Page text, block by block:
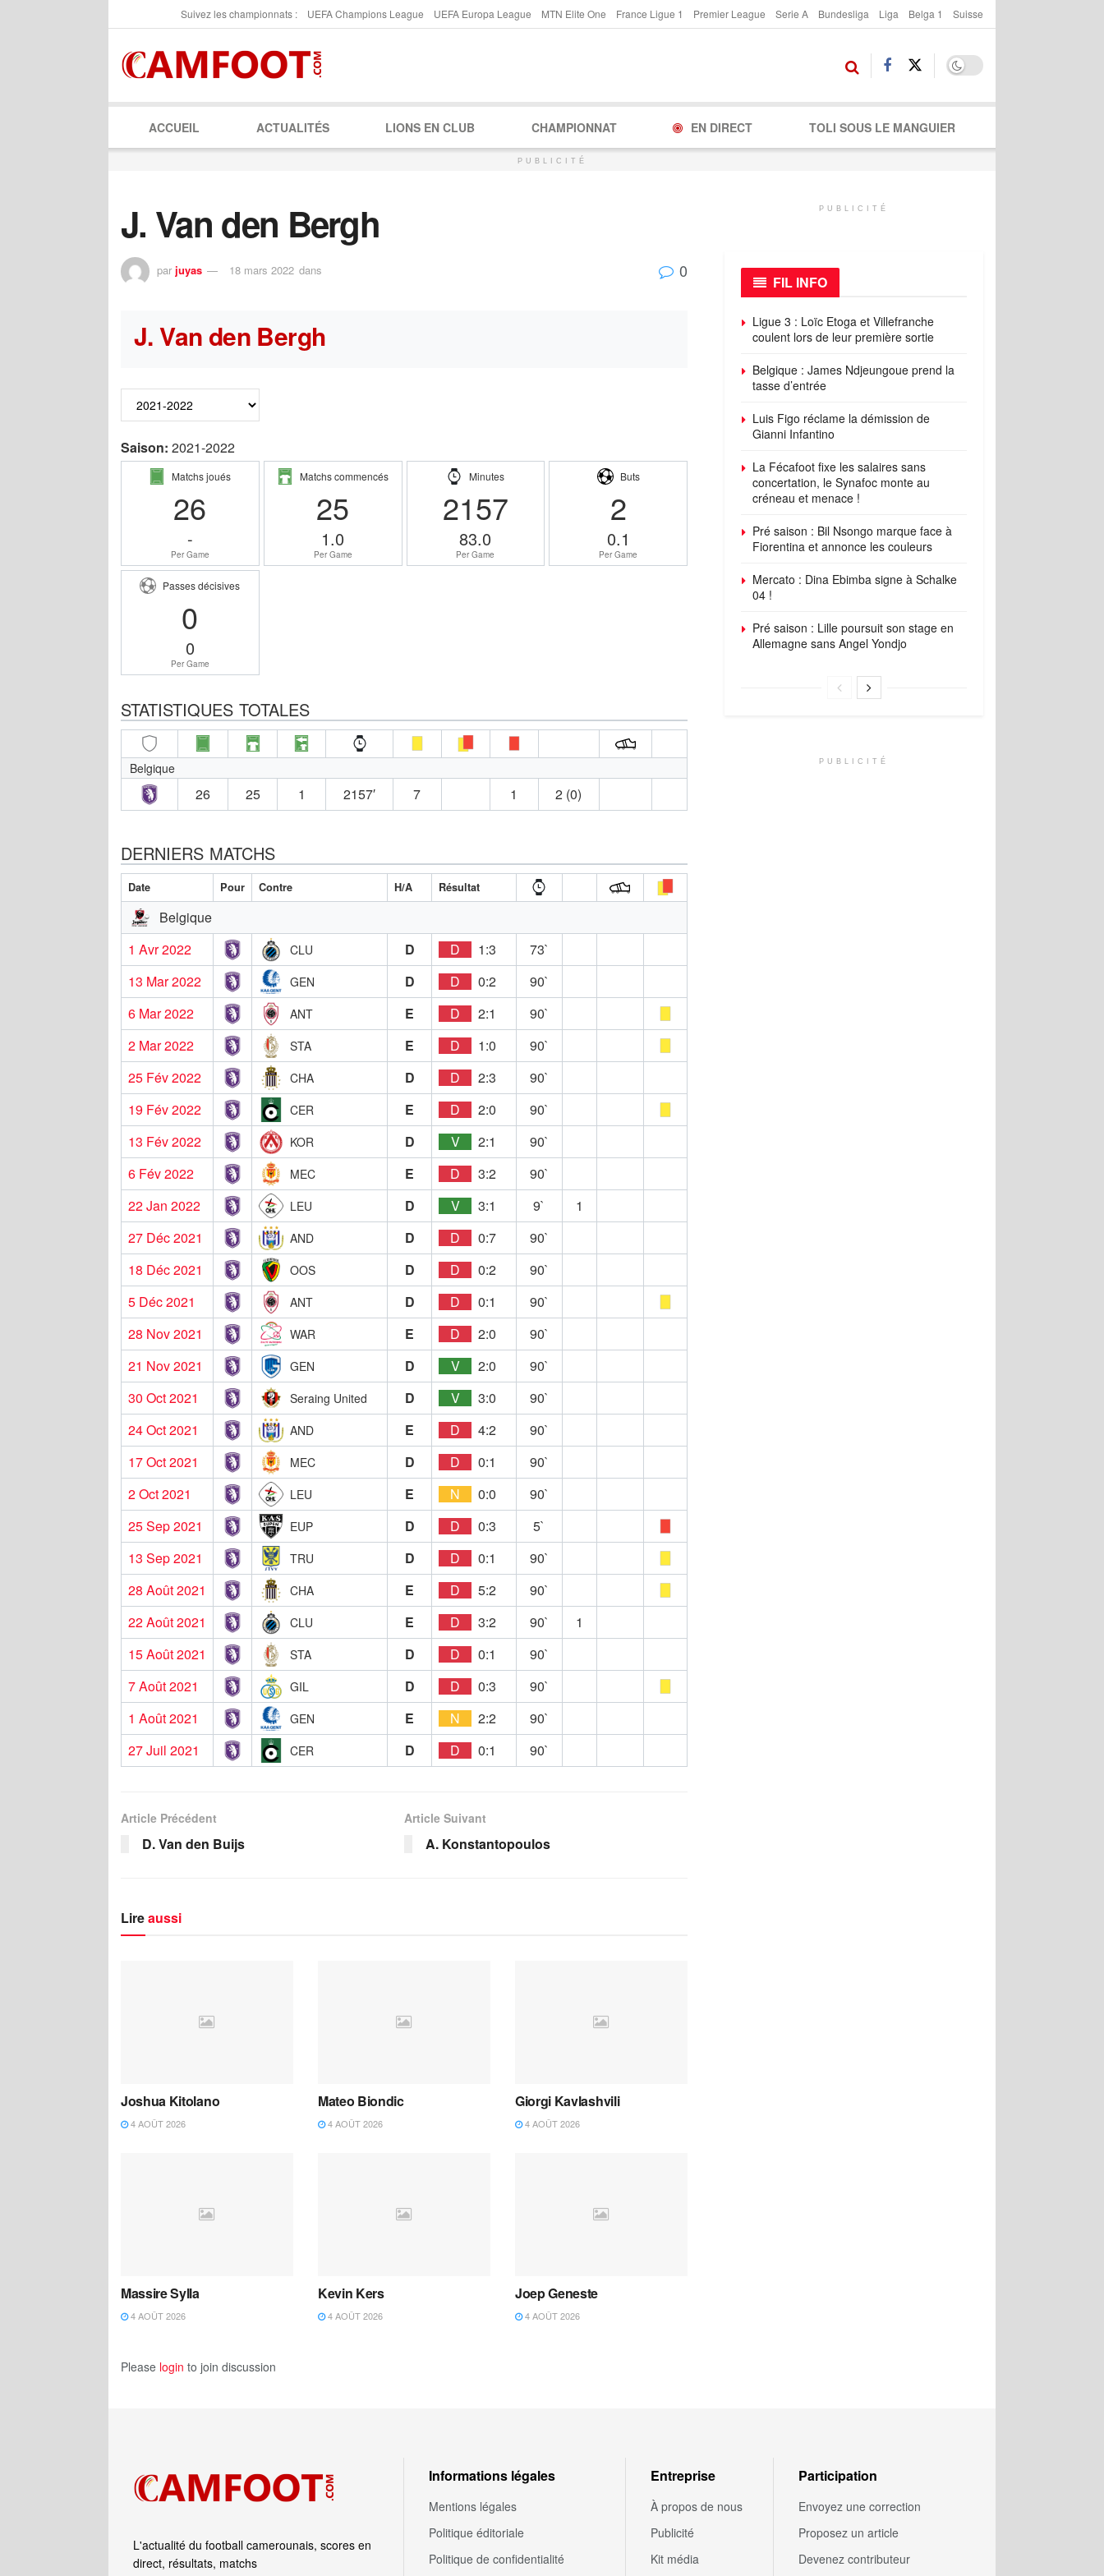
Suivez les championnats : UEFA Champions League UEFA Europa League MTN Elite One France Ligue 1 Premier League Serie A Bundesliga Liga Belga 1 Suisse
ACCUEIL ACTUALITÉS LIONS EN CLUB CHAMPIONNAT EN DIRECT TOLI SOUS LE MANGUIER
PUBLICITÉ
J. Van den Bergh
par juyas 18 mars 2022 dans 0
J. Van den Bergh
Saison: 2021-2022
Matchs joués
26
-
Per Game
Matchs commencés
25
1.0
Per Game
Minutes
2157
83.0
Per Game
Buts
2
0.1
Per Game
Passes décisives
0
0
Per Game
STATISTIQUES TOTALES
Belgique
26 25 1 2157′ 7 1 2 (0)
DERNIERS MATCHS
Date Pour Contre H/A Résultat
Belgique
1 Avr 2022
CLU D D 1:3
73`
13 Mar 2022
GEN D D 0:2
90`
6 Mar 2022
ANT E D 2:1
90`
2 Mar 2022
STA E D 1:0
90`
25 Fév 2022
CHA D D 2:3
90`
19 Fév 2022
CER E D 2:0
90`
13 Fév 2022
KOR D V 2:1
90`
6 Fév 2022
MEC E D 3:2
90`
22 Jan 2022
LEU D V 3:1 9`
1
27 Déc 2021
AND D D 0:7
90`
18 Déc 2021
OOS D D 0:2
90`
5 Déc 2021
ANT D D 0:1
90`
28 Nov 2021
WAR E D 2:0
90`
21 Nov 2021
GEN D V 2:0
90`
30 Oct 2021
Seraing United D V 3:0
90`
24 Oct 2021
AND E D 4:2
90`
17 Oct 2021
MEC D D 0:1
90`
2 Oct 2021
LEU E N 0:0
90`
25 Sep 2021
EUP D D 0:3
5`
13 Sep 2021
TRU D D 0:1
90`
28 Août 2021
CHA E D 5:2
90`
22 Août 2021
CLU E D 3:2 90`
1
15 Août 2021
STA D D 0:1
90`
7 Août 2021
GIL D D 0:3
90`
1 Août 2021
GEN E N 2:2
90`
27 Juil 2021
CER D D 0:1 90`
Article Précédent
D. Van den Buijs
Article Suivant
A. Konstantopoulos
Lireaussi
Joshua Kitolano
4 AOÛT 2026
Mateo Biondic
4 AOÛT 2026
Giorgi Kavlashvili
4 AOÛT 2026
Massire Sylla
4 AOÛT 2026
Kevin Kers
4 AOÛT 2026
Joep Geneste
4 AOÛT 2026
Please login to join discussion
PUBLICITÉ
FIL INFO
Ligue 3 : Loïc Etoga et Villefranche
coulent lors de leur première sortie
Belgique : James Ndjeungoue prend la
tasse d’entrée
Luis Figo réclame la démission de
Gianni Infantino
La Fécafoot fixe les salaires sans
concertation, le Synafoc monte au
créneau et menace !
Pré saison : Bil Nsongo marque face à
Fiorentina et annonce les couleurs
Mercato : Dina Ebimba signe à Schalke
04 !
Pré saison : Lille poursuit son stage en
Allemagne sans Angel Yondjo
PUBLICITÉ
L'actualité du football camerounais, scores en
direct, résultats, matchs
Informations légales
Mentions légales
Politique éditoriale
Politique de confidentialité
Entreprise
À propos de nous
Publicité
Kit média
Participation
Envoyez une correction
Proposez un article
Devenez contributeur